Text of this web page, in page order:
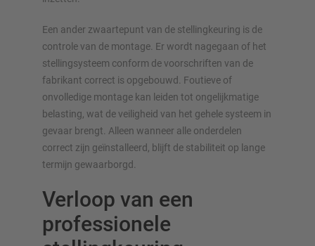
Een ander zwaartepunt van de stellingkeuring is de
controle van de montage. Er wordt nagegaan of het
stelling­systeem conform de voorschriften van de
fabrikant correct is opgebouwd. Foutieve of
onvolledige montage kan leiden tot ongelijkmatige
belasting, wat de veiligheid van het gehele systeem in
gevaar brengt. Alleen wanneer alle onderdelen
correct zijn geïnstalleerd, blijft de stabiliteit op lange
termijn gewaarborgd.
Verloop van een
professionele